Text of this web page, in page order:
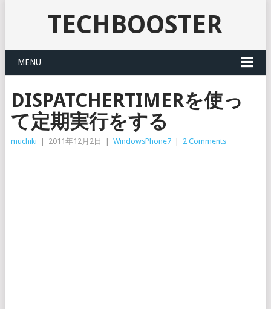
TECHBOOSTER
MENU
DISPATCHERTIMERを使っ
て定期実行をする
muchiki 2011年12月2日 WindowsPhone7 2 Comments